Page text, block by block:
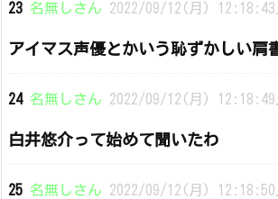
23 名無しさん 2022/09/12(月)
アイマス声優とかいう恥ずかしい肩
24 名無しさん 2022/09/12(月)
白井悠介って始めて聞いたわ
25 名無しさん 2022/09/12(月)